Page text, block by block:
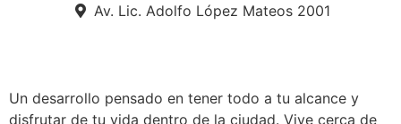
Av. Lic. Adolfo López Mateos 2001
Un desarrollo pensado en tener todo a tu alcance y
disfrutar de tu vida dentro de la ciudad. Vive cerca de